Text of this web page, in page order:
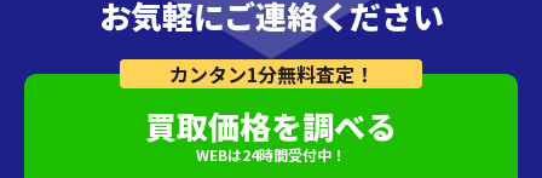
お気軽にご連絡ください
カンタン1分無料査定！
買取価格を調べる
WEBは24時間受付中！